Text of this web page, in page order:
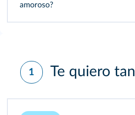
amoroso?
1 Te quiero